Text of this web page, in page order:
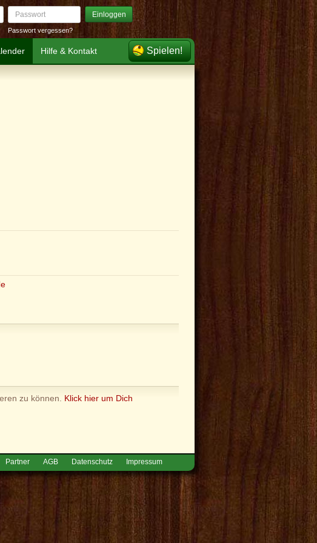
Passwort Einloggen
Passwort vergessen?
Hilfe & Kontakt Spielen!
zu können. Klick hier um Dich
Partner AGB Datenschutz Impressum